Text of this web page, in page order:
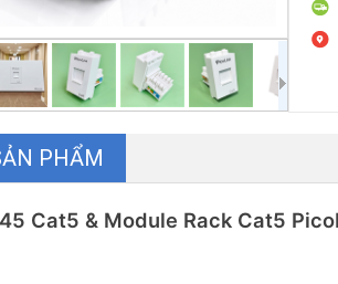
PHẨM
Cat5 & Module Rack Cat5